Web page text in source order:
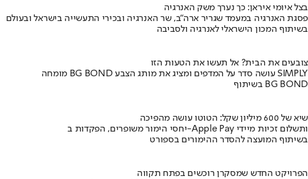
בצל איומי איראן: כך נערך משק האנרגיה
פסגת האנרגיה במעמד שגריר ארה"ב, שר האנרגיה ובכירי התעשייה בישראל ובעולם
בשיתוף המכון הישראלי לאנרגיה ולסביבה
צובעים את הבית? אל תעשו את הטעות הזו
מומחה BG BOND עושה סדר על המדפים ומציג את מותג הצבע SIMPLY
בשיתוף BG BOND
שיא של 600 מיליון שקל: הטוטו עושה מהפיכה
יחסי הימור משופרים, הפקדות ב-Apple Pay ותשלום זכיות מיידי
בשיתוף המועצה להסדר ההימורים בספורט
הפרויקט החדש שמסקרן רוכשים בפתח תקווה